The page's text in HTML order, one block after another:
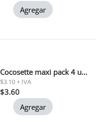
Agregar
Cocosette maxi pack 4 und 50 gr c/u
$3.10 + IVA
$3.60
Agregar